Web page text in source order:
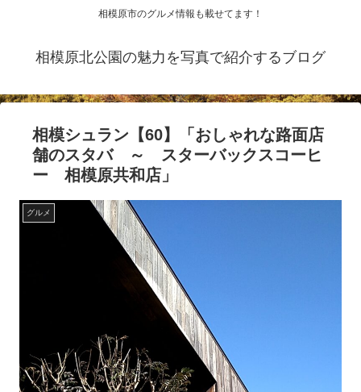
相模原市のグルメ情報も載せてます！
相模原北公園の魅力を写真で紹介するブログ
相模シュラン【60】「おしゃれな路面店
舗のスタバ ～ スターバックスコーヒ
ー 相模原共和店」
グルメ